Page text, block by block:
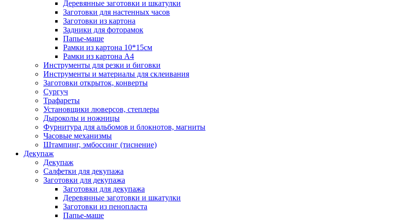
Деревянные заготовки и шкатулки
Заготовки для настенных часов
Заготовки из картона
Задники для фоторамок
Папье-маше
Рамки из картона 10*15см
Рамки из картона А4
Инструменты для резки и биговки
Инструменты и материалы для склеивания
Заготовки открыток, конверты
Сургуч
Трафареты
Установщики люверсов, степлеры
Дыроколы и ножницы
Фурнитура для альбомов и блокнотов, магниты
Часовые механизмы
Штампинг, эмбоссинг (тиснение)
Декупаж
Декупаж
Салфетки для декупажа
Заготовки для декупажа
Заготовки для декупажа
Деревянные заготовки и шкатулки
Заготовки из пенопласта
Папье-маше